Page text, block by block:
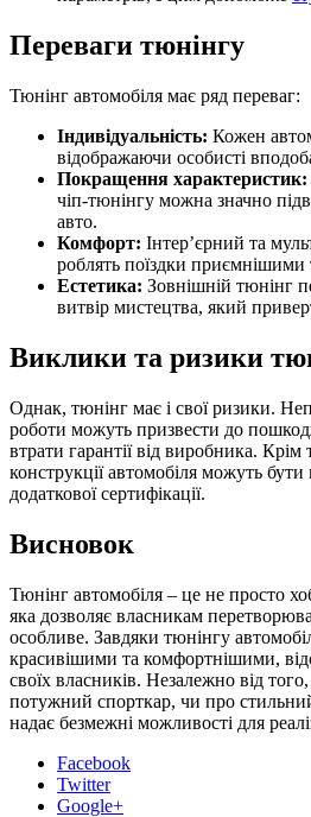
Переваги тюнінгу
Тюнінг автомобіля має ряд переваг:
Індивідуальність: Кожен
відображаючи особисті
Покращення характеристик:
чіп-тюнінгу можна значно
авто.
Комфорт: Інтер’єрний та
роблять поїздки
Естетика: Зовнішній тюнінг
витвір мистецтва, який
Виклики та ризики
Однак, тюнінг має і свої ризики.
роботи можуть призвести до
втрати гарантії від виробника. Крім
конструкції автомобіля можуть
додаткової сертифікації.
Висновок
Тюнінг автомобіля – це не просто
яка дозволяє власникам
особливе. Завдяки тюнінгу
красивішими та комфортнішими,
своїх власників. Незалежно від
потужний спорткар, чи про
надає безмежні можливості для
Facebook
Twitter
Google+